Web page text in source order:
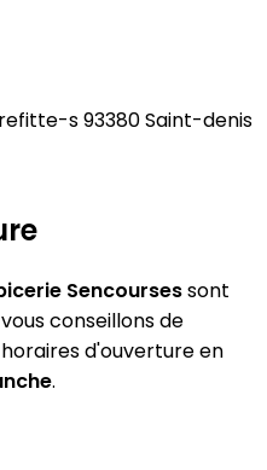
s 93380 Saint-denis
Sencoursessont
conseillons de
d'ouverture en
.